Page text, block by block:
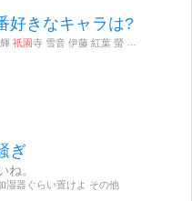
好きなキャラは?
祇園寺 雪音 伊藤 紅葉 螢 兎塚七海 広瀬実唯菜
ぎ
ね。
湿器ぐらい置けよ その他